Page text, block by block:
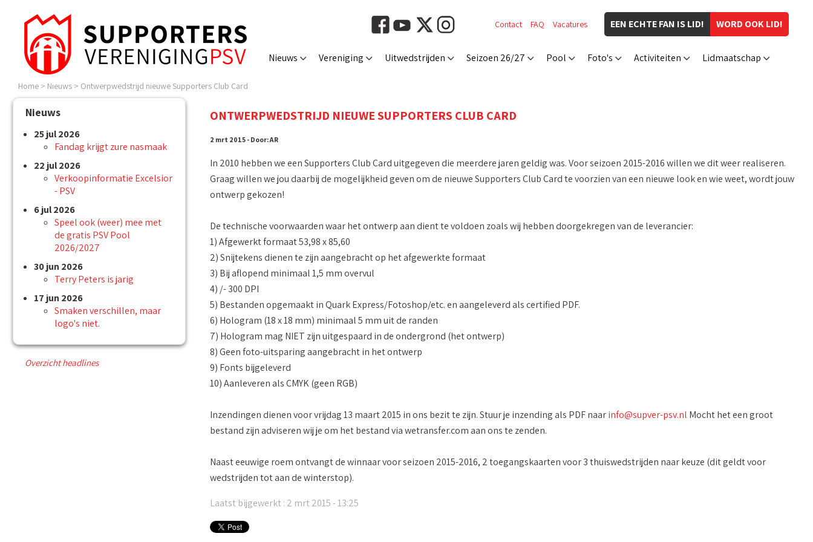
WORD OOK LID!
EEN ECHTE FAN IS LID!
Contact FAQ Vacatures
Nieuws Vereniging Uitwedstrijden Seizoen 26/27 Pool Foto's Activiteiten Lidmaatschap
Home > Nieuws > Ontwerpwedstrijd nieuwe Supporters Club Card
Nieuws
25 jul 2026
Fandag krijgt zure nasmaak
22 jul 2026
Verkoopinformatie Excelsior
- PSV
6 jul 2026
Speel ook (weer) mee met
de gratis PSV Pool
2026/2027
30 jun 2026
Terry Peters is jarig
17 jun 2026
Smaken verschillen, maar
logo's niet.
Overzicht headlines
ONTWERPWEDSTRIJD NIEUWE SUPPORTERS CLUB CARD
2 mrt 2015 - Door: AR
In 2010 hebben we een Supporters Club Card uitgegeven die meerdere jaren geldig was. Voor seizoen 2015-2016 willen we dit weer realiseren.
Graag willen we jou daarbij de mogelijkheid geven om de nieuwe Supporters Club Card te voorzien van een nieuwe look en wie weet, wordt jouw
ontwerp gekozen!
De technische voorwaarden waar het ontwerp aan dient te voldoen zoals wij hebben doorgekregen van de leverancier:
1) Afgewerkt formaat 53,98 x 85,60
2) Snijtekens dienen te zijn aangebracht op het afgewerkte formaat
3) Bij aflopend minimaal 1,5 mm overvul
4) /- 300 DPI
5) Bestanden opgemaakt in Quark Express/Fotoshop/etc. en aangeleverd als certified PDF.
6) Hologram (18 x 18 mm) minimaal 5 mm uit de randen
7) Hologram mag NIET zijn uitgespaard in de ondergrond (het ontwerp)
8) Geen foto-uitsparing aangebracht in het ontwerp
9) Fonts bijgeleverd
10) Aanleveren als CMYK (geen RGB)
Inzendingen dienen voor vrijdag 13 maart 2015 in ons bezit te zijn. Stuur je inzending als PDF naarinfo@supver-psv.nl Mocht het een groot
bestand zijn adviseren wij je om het bestand via wetransfer.com aan ons te zenden.
Naast eeuwige roem ontvangt de winnaar voor seizoen 2015-2016, 2 toegangskaarten voor 3 thuiswedstrijden naar keuze (dit geldt voor
wedstrijden tot aan de winterstop).
Laatst bijgewerkt : 2 mrt 2015 - 13:25